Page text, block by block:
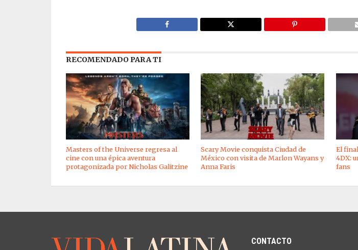
RECOMENDADO PARA TI
Masters of the Universe regresa al
cine con una épica aventura
protagonizada por Nicholas Galitzine
Scary Movie conquista Ciudad de
México con visita de Marlon Wayans y
Anna Faris
El
4DX:
fans
CONTACTO